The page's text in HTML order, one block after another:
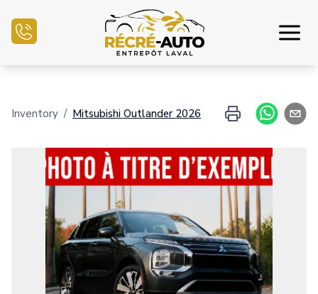
Financiamiento
Vender mi auto
Centro mecánico
Contáctenos
Inventory / Mitsubishi Outlander 2026